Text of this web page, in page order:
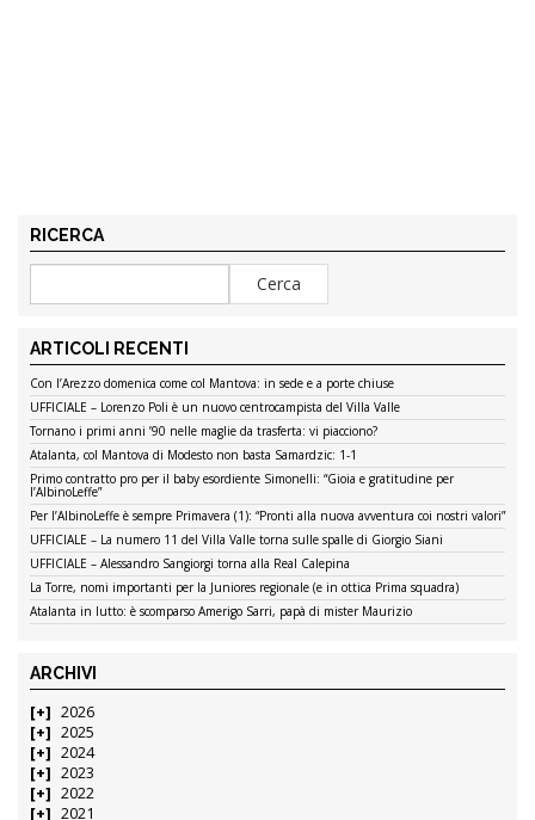
RICERCA
ARTICOLI RECENTI
Con l’Arezzo domenica come col Mantova: in sede e a porte chiuse
UFFICIALE – Lorenzo Poli è un nuovo centrocampista del Villa Valle
Tornano i primi anni ’90 nelle maglie da trasferta: vi piacciono?
Atalanta, col Mantova di Modesto non basta Samardzic: 1-1
Primo contratto pro per il baby esordiente Simonelli: “Gioia e gratitudine per
l’AlbinoLeffe”
Per l’AlbinoLeffe è sempre Primavera (1): “Pronti alla nuova avventura coi nostri valori”
UFFICIALE – La numero 11 del Villa Valle torna sulle spalle di Giorgio Siani
UFFICIALE – Alessandro Sangiorgi torna alla Real Calepina
La Torre, nomi importanti per la Juniores regionale (e in ottica Prima squadra)
Atalanta in lutto: è scomparso Amerigo Sarri, papà di mister Maurizio
ARCHIVI
2026
2025
2024
2023
2022
2021